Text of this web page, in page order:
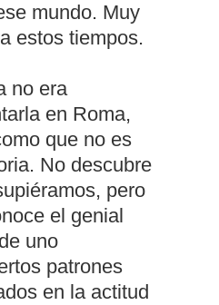
mundo. Muy
estos tiempos.
no era
en Roma,
que no es
No descubre
pero
el genial
uno
patrones
en la actitud